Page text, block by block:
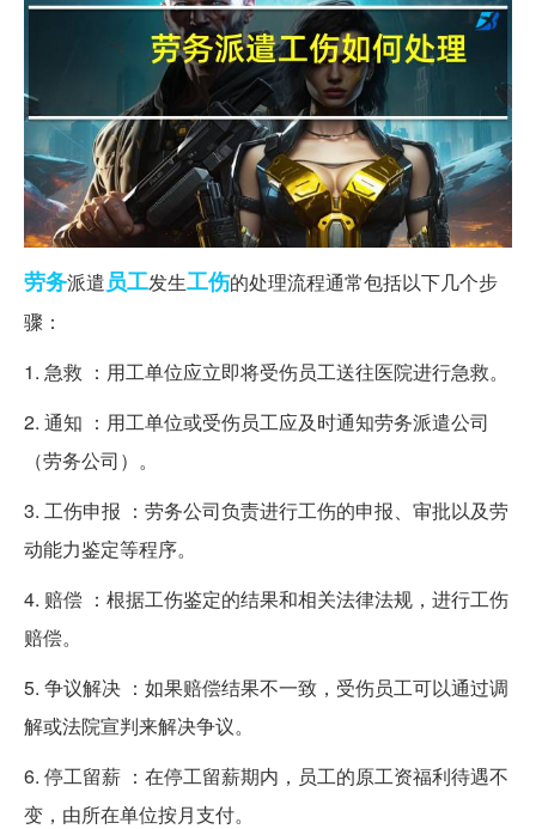
劳务派遣员工发生工伤的处理流程通常包括以下几个步
骤：
1. 急救 ：用工单位应立即将受伤员工送往医院进行急救。
2. 通知 ：用工单位或受伤员工应及时通知劳务派遣公司
（劳务公司）。
3. 工伤申报 ：劳务公司负责进行工伤的申报、审批以及劳
动能力鉴定等程序。
4. 赔偿 ：根据工伤鉴定的结果和相关法律法规，进行工伤
赔偿。
5. 争议解决 ：如果赔偿结果不一致，受伤员工可以通过调
解或法院宣判来解决争议。
6. 停工留薪 ：在停工留薪期内，员工的原工资福利待遇不
变，由所在单位按月支付。